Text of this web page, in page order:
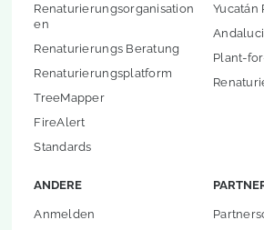
Renaturierungsorganisation
en
Renaturierungs Beratung
Renaturierungsplatform
TreeMapper
FireAlert
Standards
Yucatán
Plant-
ANDERE
Anmelden